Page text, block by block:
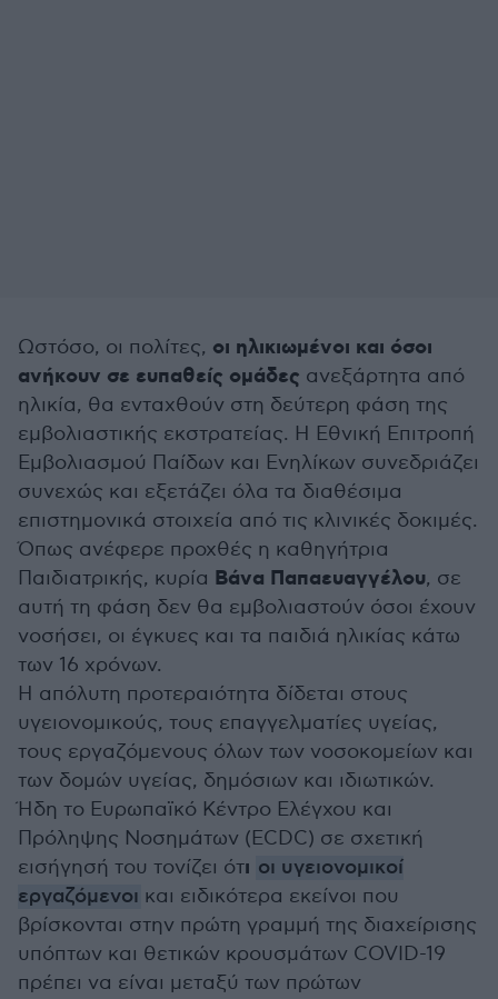
Ωστόσο, οι πολίτες, οι ηλικιωμένοι και όσοι
ανήκουν σε ευπαθείς ομάδες ανεξάρτητα από
ηλικία, θα ενταχθούν στη δεύτερη φάση της
εμβολιαστικής εκστρατείας. Η Εθνική Επιτροπή
Εμβολιασμού Παίδων και Ενηλίκων συνεδριάζει
συνεχώς και εξετάζει όλα τα διαθέσιμα
επιστημονικά στοιχεία από τις κλινικές δοκιμές.
Όπως ανέφερε προχθές η καθηγήτρια
Παιδιατρικής, κυρία Βάνα Παπαευαγγέλου, σε
αυτή τη φάση δεν θα εμβολιαστούν όσοι έχουν
νοσήσει, οι έγκυες και τα παιδιά ηλικίας κάτω
των 16 χρόνων.
Η απόλυτη προτεραιότητα δίδεται στους
υγειονομικούς, τους επαγγελματίες υγείας,
τους εργαζόμενους όλων των νοσοκομείων και
των δομών υγείας, δημόσιων και ιδιωτικών.
Ήδη το Ευρωπαϊκό Κέντρο Ελέγχου και
Πρόληψης Νοσημάτων (ECDC) σε σχετική
εισήγησή του τονίζει ότι οι υγειονομικοί
εργαζόμενοι και ειδικότερα εκείνοι που
βρίσκονται στην πρώτη γραμμή της διαχείρισης
υπόπτων και θετικών κρουσμάτων COVID-19
πρέπει να είναι μεταξύ των πρώτων